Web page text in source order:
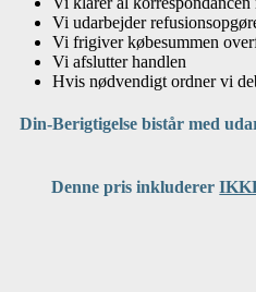
Vi udarbejder
Vi frigiver købesummen
Vi afslutter handlen
Hvis nødvendigt ordner vi
Din-Berigtigelse bistår med
Denne pris inkluderer